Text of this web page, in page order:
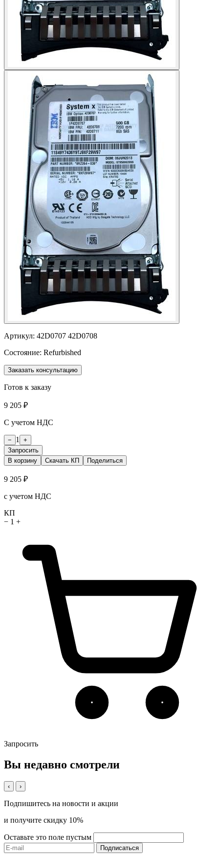
Артикул: 42D0707 42D0708
Состояние: Refurbished
Заказать консультацию
Готов к заказу
9 205 ₽
С учетом НДС
− 1
+
Запросить
В корзину
Скачать КП Поделиться
9 205 ₽
с учетом НДС
КП
− 1 +
Запросить
Вы недавно смотрели
‹ ›
Подпишитесь на новости и акции
и получите скидку 10%
Оставьте это поле пустым
Подписаться